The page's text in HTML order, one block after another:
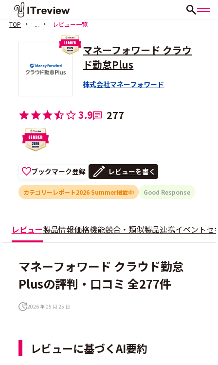
TOP ... レビュー一覧
マネーフォワード クラウ
ド勤怠Plus
株式会社マネーフォワード
3.9 277
ブックマーク登録 レビューを書く
カテゴリーレポート2026 Summer掲載中 Good Response
レビュー製品情報価格機能競合・類似製品連携イベントセ
マネーフォワード クラウド勤怠
Plusの評判・口コミ 全277件
2026 年 05 月 25 日
レビューに基づくAI要約